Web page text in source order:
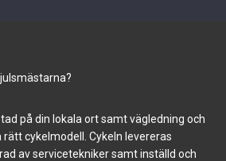
på din lokala ort samt vägledning och
cykelmodell. Cykeln levereras
av servicetekniker samt inställd och